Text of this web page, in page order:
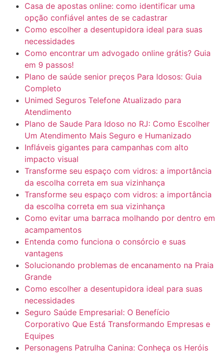
Casa de apostas online: como identificar uma
opção confiável antes de se cadastrar
Como escolher a desentupidora ideal para suas
necessidades
Como encontrar um advogado online grátis? Guia
em 9 passos!
Plano de saúde senior preços Para Idosos: Guia
Completo
Unimed Seguros Telefone Atualizado para
Atendimento
Plano de Saude Para Idoso no RJ: Como Escolher
Um Atendimento Mais Seguro e Humanizado
Infláveis gigantes para campanhas com alto
impacto visual
Transforme seu espaço com vidros: a importância
da escolha correta em sua vizinhança
Transforme seu espaço com vidros: a importância
da escolha correta em sua vizinhança
Como evitar uma barraca molhando por dentro em
acampamentos
Entenda como funciona o consórcio e suas
vantagens
Solucionando problemas de encanamento na Praia
Grande
Como escolher a desentupidora ideal para suas
necessidades
Seguro Saúde Empresarial: O Benefício
Corporativo Que Está Transformando Empresas e
Equipes
Personagens Patrulha Canina: Conheça os Heróis